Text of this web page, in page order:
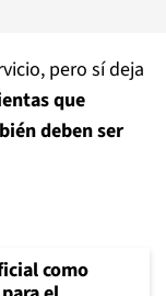
pero sí deja
que
deben ser
como